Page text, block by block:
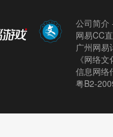
公司简介
网易CC
广州网
《网络
信息网络
粤B2-